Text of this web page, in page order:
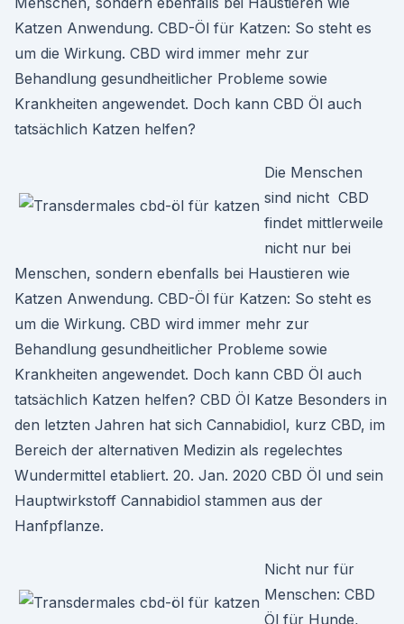
Katzen Anwendung. CBD-Öl für Katzen: So steht es
um die Wirkung. CBD wird immer mehr zur
Behandlung gesundheitlicher Probleme sowie
Krankheiten angewendet. Doch kann CBD Öl auch
tatsächlich Katzen helfen?
Die Menschen
sind nicht CBD
findet mittlerweile
nicht nur bei
Menschen, sondern ebenfalls bei Haustieren wie
Katzen Anwendung. CBD-Öl für Katzen: So steht es
um die Wirkung. CBD wird immer mehr zur
Behandlung gesundheitlicher Probleme sowie
Krankheiten angewendet. Doch kann CBD Öl auch
tatsächlich Katzen helfen? CBD Öl Katze Besonders in
den letzten Jahren hat sich Cannabidiol, kurz CBD, im
Bereich der alternativen Medizin als regelechtes
Wundermittel etabliert. 20. Jan. 2020 CBD Öl und sein
Hauptwirkstoff Cannabidiol stammen aus der
Hanfpflanze.
Nicht nur für
Menschen: CBD
Öl für Hunde,